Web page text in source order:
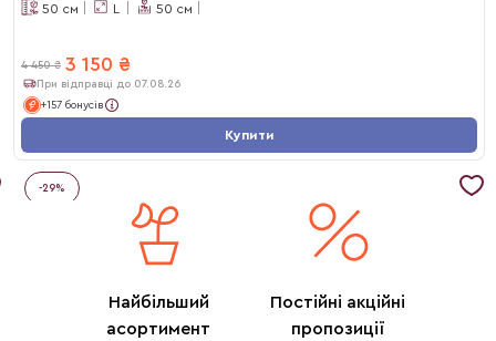
50 см L 50 см
4 450 ₴ 3 150 ₴
При відправці до 07.08.26
+157 бонусів
Купити
-29%
Найбільший
асортимент
Постійні акційні
пропозиції